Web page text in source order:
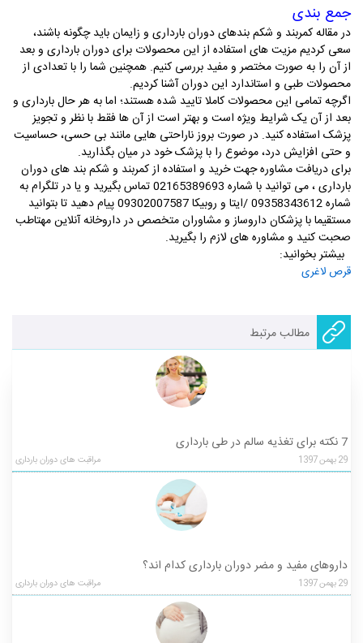
جمع بندی
در مقاله کمربند و شکم بندهای دوران بارداری و زایمان باید چگونه باشند،
سعی کردیم مزیت های استفاده از این محصولات برای دوران بارداری و بعد
از آن را به صورت مختصر و مفید بررسی کنیم. همچنین شما را با تعدادی از
محصولات طبی و استاندارد این دوران آشنا کردیم.
اگرچه تمامی این محصولات کاملا تایید شده هستند؛ اما به هر حال بارداری و
بعد از آن یک شرایط ویژه است و بهتر است از آن ها فقط با نظر و تجویز
پزشک استفاده کنید. در صورت بروز ناراحتی هایی مانند بی حسی، حساسیت
و حتی افزایش درد، موضوع را با پزشک خود در میان بگذارید.
برای دریافت مشاوره جهت خرید و استفاده از کمربند و شکم بند های دوران
بارداری ، می توانید با شماره 02165389693 تماس بگیرید و یا در تلگرام به
شماره 09358343612 /ایتا و روبیکا 09302007587 پیام دهید تا بتوانید
مستقیما با پزشکان داروساز و مشاوران متخصص در داروخانه آنلاین مهتاطب
صحبت کنید و مشاوره های لازم را بگیرید.
بیشتر بخوانید:
قرص لاغری
مطالب مرتبط
7 نکته برای تغذیه سالم در طی بارداری
29بهمن1397 مراقبت های دوران بارداری
داروهای مفید و مضر دوران بارداری کدام اند؟
29بهمن1397 مراقبت های دوران بارداری